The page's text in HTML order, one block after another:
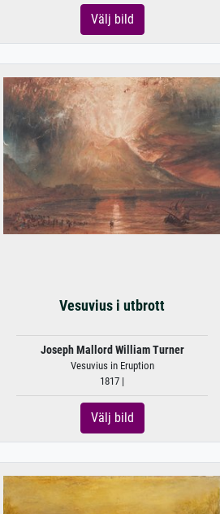
Välj bild
Vesuvius i utbrott
Joseph Mallord William Turner
Vesuvius in Eruption
1817 |
Välj bild